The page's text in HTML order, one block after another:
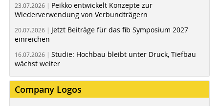
23.07.2026 | Peikko entwickelt Konzepte zur
Wiederverwendung von Verbundträgern
20.07.2026 | Jetzt Beiträge für das fib Symposium 2027
einreichen
16.07.2026 | Studie: Hochbau bleibt unter Druck, Tiefbau
wächst weiter
Company Logos